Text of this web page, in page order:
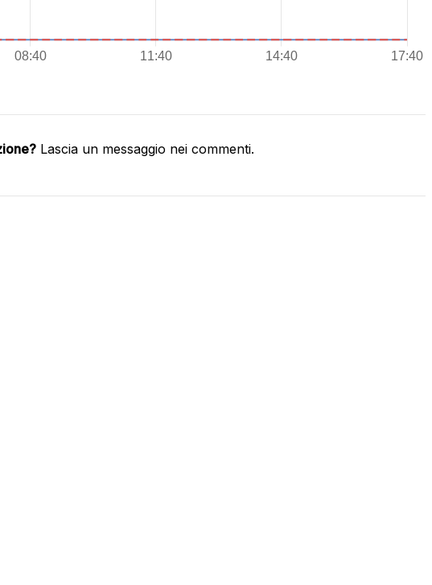
Lascia un messaggio nei commenti.